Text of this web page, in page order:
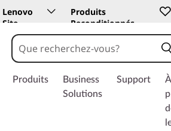
Lenovo
Site
Education
Produits
Reconditionnés
Produits
Business
Solutions
Support
À